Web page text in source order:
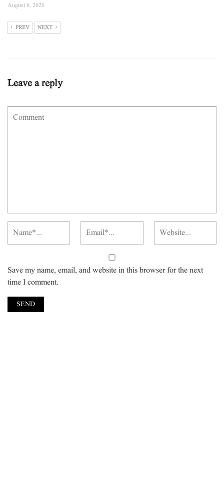
August 6, 2026
PREV NEXT
Leave a reply
Save my name, email, and website in this browser for the next
time I comment.